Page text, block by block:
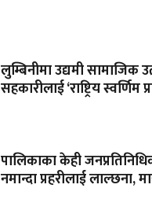
लुम्बिनीमा उद्यमी सामाजिक
सहकारीलाई ‘राष्ट्रिय स्वर्णिम
पालिकाका केही
नमान्दा प्रहरीलाई लाल्छना,